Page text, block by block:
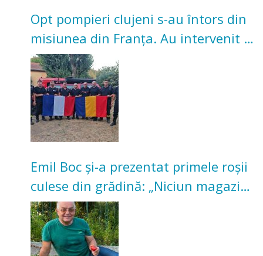
Opt pompieri clujeni s-au întors din
misiunea din Franța. Au intervenit la
incendii de vegetație și pădure
Emil Boc și-a prezentat primele roșii
culese din grădină: „Niciun magazin
nu poate oferi această satisfacție”